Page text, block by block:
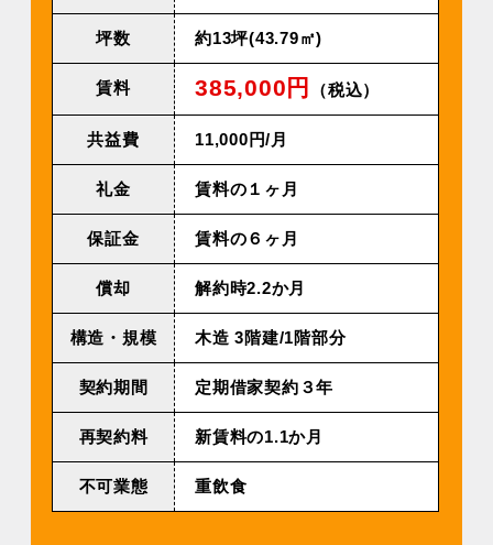
坪数 約13坪(43.79㎡)
賃料 385,000円 （税込）
共益費 11,000円/⽉
礼金 賃料の１ヶ月
保証金 賃料の６ヶ月
償却 解約時2.2か月
構造・規模 ⽊造 3階建/1階部分
契約期間 定期借家契約３年
再契約料 新賃料の1.1か月
不可業態 重飲食